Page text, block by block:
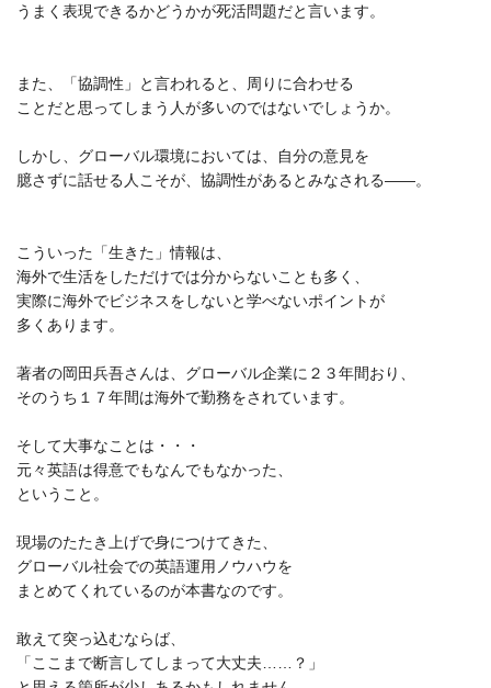
うまく表現できるかどうかが死活問題だと言います。
また、「協調性」と言われると、周りに合わせる
ことだと思ってしまう人が多いのではないでしょうか。
しかし、グローバル環境においては、自分の意見を
臆さずに話せる人こそが、協調性があるとみなされる――。
こういった「生きた」情報は、
海外で生活をしただけでは分からないことも多く、
実際に海外でビジネスをしないと学べないポイントが
多くあります。
著者の岡田兵吾さんは、グローバル企業に２３年間おり、
そのうち１７年間は海外で勤務をされています。
そして大事なことは・・・
元々英語は得意でもなんでもなかった、
ということ。
現場のたたき上げで身につけてきた、
グローバル社会での英語運用ノウハウを
まとめてくれているのが本書なのです。
敢えて突っ込むならば、
「ここまで断言してしまって大丈夫……？」